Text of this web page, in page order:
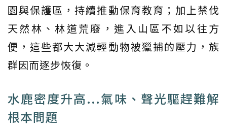
園與保護區，持續推動保育教育；加上禁伐
天然林、林道荒廢，進入山區不如以往方
便，這些都大大減輕動物被獵捕的壓力，族
群因而逐步恢復。
水鹿密度升高...氣味、聲光驅趕難解
根本問題